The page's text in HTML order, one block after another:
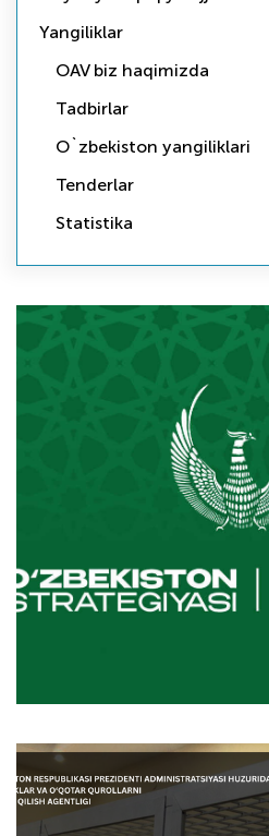
Yangiliklar
OAV biz haqimizda
Tadbirlar
O`zbekiston yangiliklari
Tenderlar
Statistika